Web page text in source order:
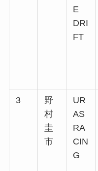
E
DRI
FT
3
野
村
圭
市
UR
AS
RA
CIN
G